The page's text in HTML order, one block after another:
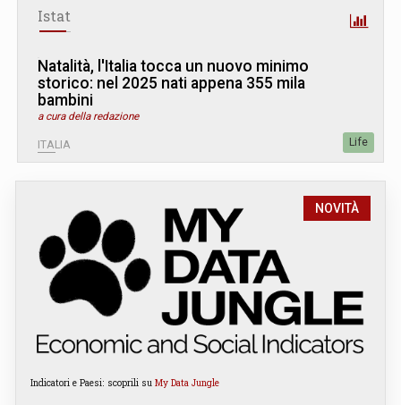
Istat
Natalità, l'Italia tocca un nuovo minimo
storico: nel 2025 nati appena 355 mila
bambini
a cura della redazione
ITALIA Life
NOVITÀ
Indicatori e Paesi: scoprili su My Data Jungle